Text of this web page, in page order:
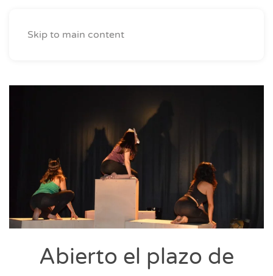
Skip to main content
Abierto el plazo de